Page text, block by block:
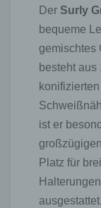
Der Surly
bequeme
gemischtes
besteht
ist er
Platz für